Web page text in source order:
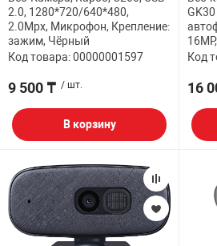
2.0, 1280*720/640*480,
2.0Mpx, Микрофон, Крепление:
зажим, Чёрный
Код товара: 00000001597
9 500 ₸ / шт.
В корзину
Код
16